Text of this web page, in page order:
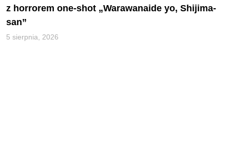
z horrorem one-shot „Warawanaide yo, Shijima-
san”
5 sierpnia, 2026